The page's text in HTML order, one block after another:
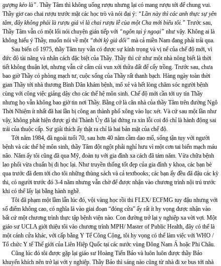
gượng kẻo là” . Thầy Tâm thì không uống rượu nhưng lại có mang rượu tới để chung vui.
Thầy giơ cao chai rượu trước mặt các học trò và nói đại ý: “Lần này thì các anh thực sự yên
tâm, đây không phải là rượu giả vì là chai rượu lễ của một Cha mới biếu tôi.” Trước sau,
Thầy Tâm vẫn có một lối nói chuyện gián tiếp với “ngôn tại ý ngoại” như vậy. Không ai là
không hiểu ý Thầy, muốn nói về một “thời kỳ giả dối” mà cả miền Nam đang phải trải qua.
Sau biến cố 1975, thầy Tâm tuy vẫn có được sự kính trọng và vị nể của chế độ mới, vì
đức độ tài năng và nhân cách đặc biệt của Thầy. Thầy thì cứ như một nhà nông biết là thời
tiết không thuận lợi, nhưng vẫn cứ cắm cúi vun xới thửa đất để cấy trồng. Trước sau, chưa
bao giờ Thầy có phòng mạch tư, cuộc sống của Thầy rất thanh bạch. Hàng ngày toàn thời
gian Thầy tới nhà thương Bình Dân khám bệnh, mổ xẻ và hết lòng chăm sóc người bệnh
cùng với công việc giảng dậy cho các thế hệ môn sinh. Chế độ mới cần tới uy tín Thầy
nhưng họ vẫn không bao giờ tin nơi Thầy. Bằng cớ là căn nhà của thầy Tâm trên đường Ngô
Thời Nhiệm ít nhất đã hai lần bị công an thành phố xông vào lục xét. Và cứ sau một lần như
vậy, không phát hiện được gì thì Thành Ủy đã lại đứng ra xin lỗi coi đó chỉ là hành động sai
trái của thuộc cấp. Sự giải thích ấy thật ra chỉ là hai bản mặt của chế độ.
Tới năm 1984, đã ngoài tuổi 70, sau hơn 40 năm cầm dao mổ, sống tận tụy với người
bệnh và các thế hệ môn sinh, thầy Tâm đột ngột phải nghỉ hưu vì một cơn tai biến mạch máu
não. Năm ấy tôi cũng đã qua Mỹ, đoàn tụ với gia đình xa cách đã tám năm. Vừa chữa bệnh
lao phổi vừa chuẩn bị đi học lại. Như truyền thống tốt đẹp của gia đình y khoa, các bạn bè
qua trước đã đem tới cho tôi những thùng sách và cả textbooks; các bạn ấy đều đã đậu các kỳ
thi, có người trước đó 3-4 năm nhưng vẫn chờ để được nhận vào chương trình nội trú trước
khi có thể lấy lại bằng hành nghề.
Tôi đã phạm một lầm lẫn lúc đó, vội vàng học rồi thi FLEX/ ECFMG tuy đậu nhưng với
số điểm không cao, có nghĩa là vào giai đoạn “đóng cửa” ấy rất ít hy vọng được nhận vào
bất cứ một chương trình thực tập bệnh viện nào. Con đường trở lại y nghiệp xa vời vợi. Một
giáo sư UCLA giới thiệu tôi vào chương trình MPH/ Master of Public Health, đây có thể là
một cánh cửa khác, với cấp bằng Y Tế Công Cộng, tôi hy vọng có thể làm việc với WHO /
Tổ chức Y tế Thế giới của Liên Hiệp Quốc tại các nước vùng Đông Nam Á hoặc Phi Châu.
Cũng lúc đó tôi được gặp lại giáo sư Hoàng Tiến Bảo và luôn luôn được thầy Bảo
khuyến khích nên trở lại với y nghiệp. Thầy Bảo thì sáng nào cũng từ nhà đi xe bus tới nhà